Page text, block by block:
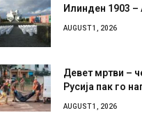
Илинден 1903
AUGUST 1, 2026
Девет мртви –
Русија пак го
AUGUST 1, 2026